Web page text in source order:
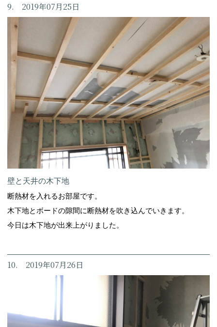
9. 2019年07月25日
壁と天井の木下地
断熱材を入れるお部屋です。
木下地とボードの隙間に断熱材を吹き込んでいきます。
今日は木下地が出来上がりました。
10. 2019年07月26日